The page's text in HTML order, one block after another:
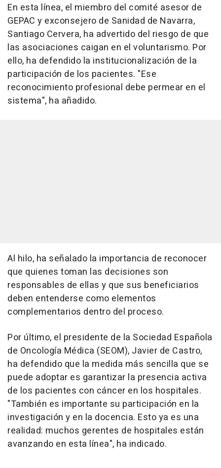
En esta línea, el miembro del comité asesor de
GEPAC y exconsejero de Sanidad de Navarra,
Santiago Cervera, ha advertido del riesgo de que
las asociaciones caigan en el voluntarismo. Por
ello, ha defendido la institucionalización de la
participación de los pacientes. "Ese
reconocimiento profesional debe permear en el
sistema", ha añadido.
Al hilo, ha señalado la importancia de reconocer
que quienes toman las decisiones son
responsables de ellas y que sus beneficiarios
deben entenderse como elementos
complementarios dentro del proceso.
Por último, el presidente de la Sociedad Española
de Oncología Médica (SEOM), Javier de Castro,
ha defendido que la medida más sencilla que se
puede adoptar es garantizar la presencia activa
de los pacientes con cáncer en los hospitales.
"También es importante su participación en la
investigación y en la docencia. Esto ya es una
realidad: muchos gerentes de hospitales están
avanzando en esta línea", ha indicado.